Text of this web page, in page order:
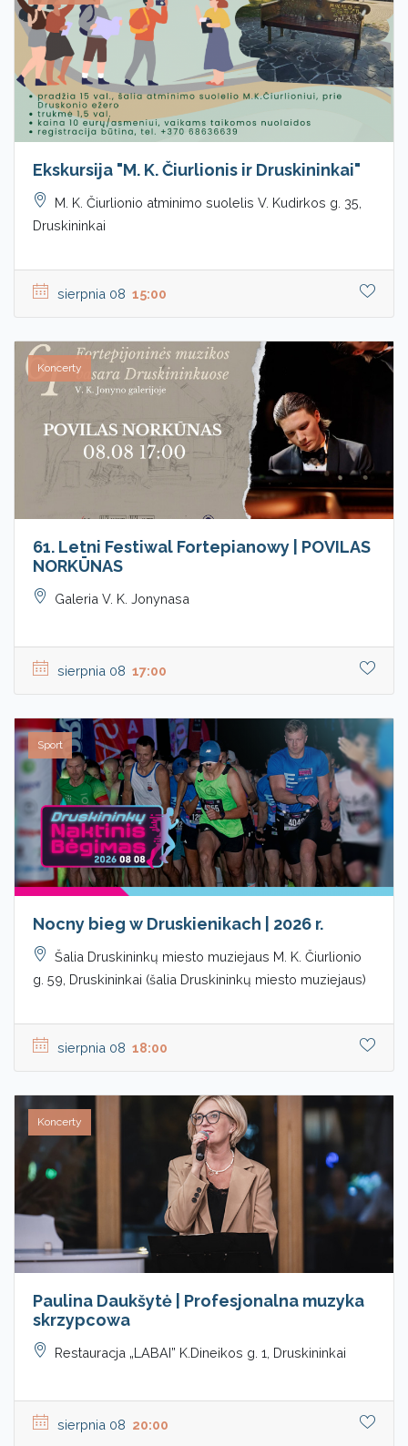
Ekskursija "M. K. Čiurlionis ir Druskininkai"
M. K. Čiurlionio atminimo suolelis V. Kudirkos g. 35,
Druskininkai
sierpnia 08 15:00
Koncerty
61. Letni Festiwal Fortepianowy | POVILAS
NORKŪNAS
Galeria V. K. Jonynasa
sierpnia 08 17:00
Sport
Nocny bieg w Druskienikach | 2026 r.
Šalia Druskininkų miesto muziejaus M. K. Čiurlionio
g. 59, Druskininkai (šalia Druskininkų miesto muziejaus)
sierpnia 08 18:00
Koncerty
Paulina Daukšytė | Profesjonalna muzyka
skrzypcowa
Restauracja „LABAI” K.Dineikos g. 1, Druskininkai
sierpnia 08 20:00